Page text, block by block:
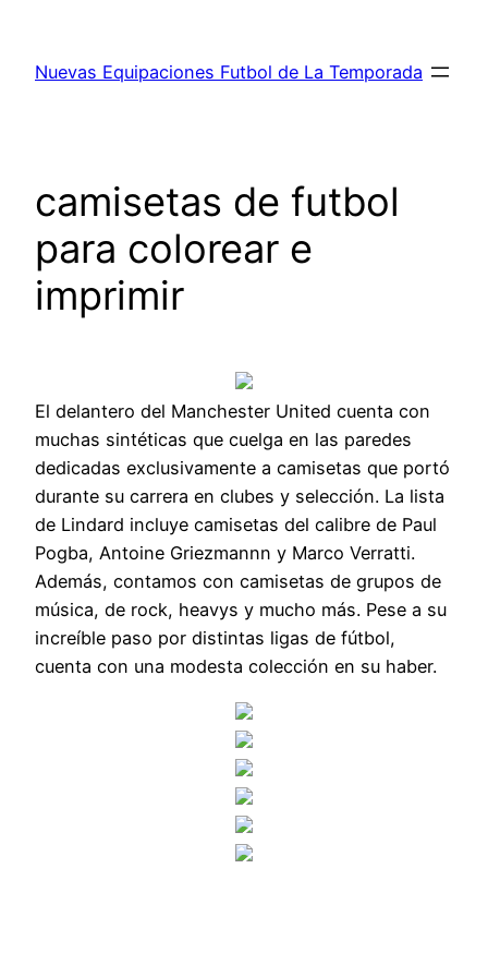
contenido
Nuevas Equipaciones Futbol de La Temporada
camisetas de futbol
para colorear e
imprimir
El delantero del Manchester United cuenta con
muchas sintéticas que cuelga en las paredes
dedicadas exclusivamente a camisetas que portó
durante su carrera en clubes y selección. La lista
de Lindard incluye camisetas del calibre de Paul
Pogba, Antoine Griezmannn y Marco Verratti.
Además, contamos con camisetas de grupos de
música, de rock, heavys y mucho más. Pese a su
increíble paso por distintas ligas de fútbol,
cuenta con una modesta colección en su haber.